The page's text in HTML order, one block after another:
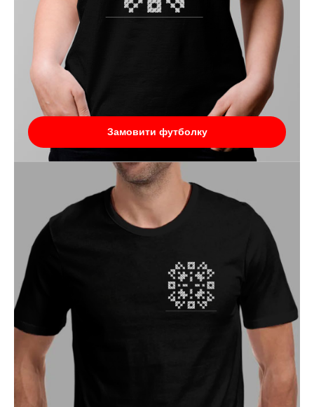
Замовити футболку